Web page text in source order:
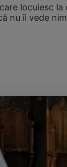
locuiesc la
nu îi vede